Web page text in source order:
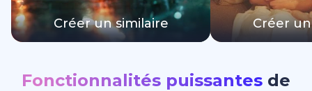
Créer un similaire Créer
Fonctionnalités puissantes de